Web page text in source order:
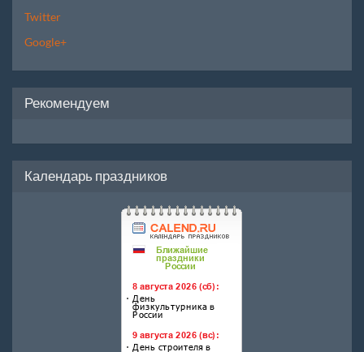
Twitter
Google+
Рекомендуем
Календарь праздников